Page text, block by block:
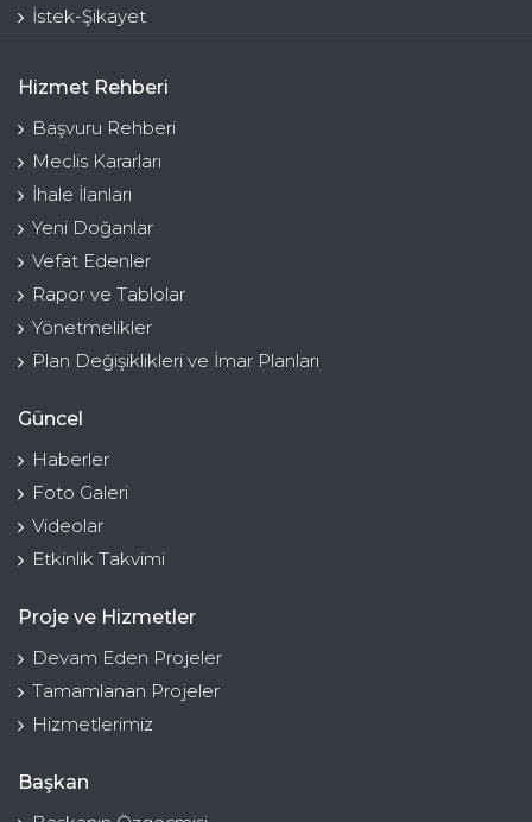
İstek-Şikayet
Hizmet Rehberi
Başvuru Rehberi
Meclis Kararları
İhale İlanları
Yeni Doğanlar
Vefat Edenler
Rapor ve Tablolar
Yönetmelikler
Plan Değişiklikleri ve İmar Planları
Güncel
Haberler
Foto Galeri
Videolar
Etkinlik Takvimi
Proje ve Hizmetler
Devam Eden Projeler
Tamamlanan Projeler
Hizmetlerimiz
Başkan